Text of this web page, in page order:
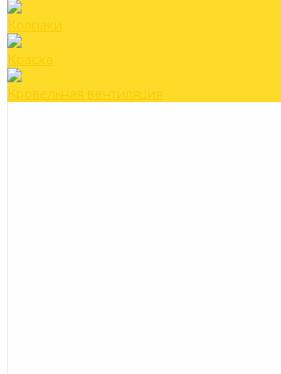
Колпаки
Краска
Кровельная вентиляция